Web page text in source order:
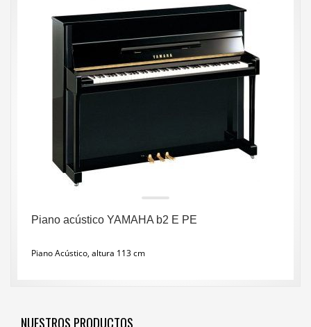
Piano acústico YAMAHA b2 E PE
Piano Acústico, altura 113 cm
NUESTROS PRODUCTOS